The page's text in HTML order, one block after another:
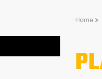
Home >